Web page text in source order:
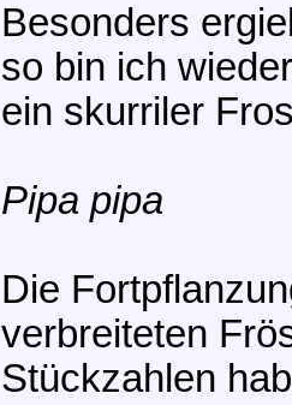
Besonders
so bin ich
ein skurriler
Pipa pipa
Die
verbreiteten
Stückzahlen